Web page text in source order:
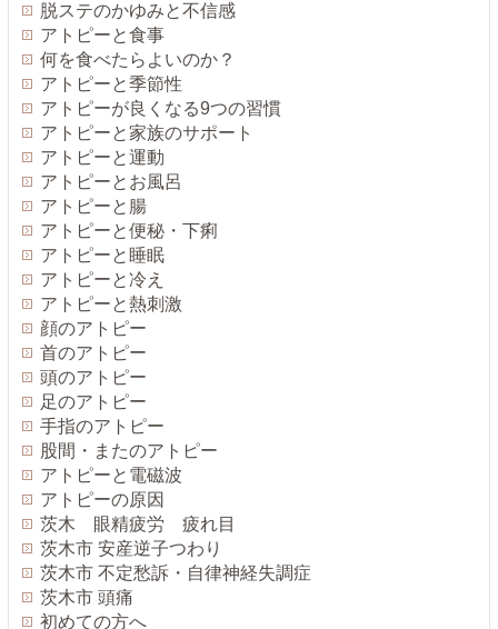
脱ステのかゆみと不信感
アトピーと食事
何を食べたらよいのか？
アトピーと季節性
アトピーが良くなる9つの習慣
アトピーと家族のサポート
アトピーと運動
アトピーとお風呂
アトピーと腸
アトピーと便秘・下痢
アトピーと睡眠
アトピーと冷え
アトピーと熱刺激
顔のアトピー
首のアトピー
頭のアトピー
足のアトピー
手指のアトピー
股間・またのアトピー
アトピーと電磁波
アトピーの原因
茨木 眼精疲労 疲れ目
茨木市 安産逆子つわり
茨木市 不定愁訴・自律神経失調症
茨木市 頭痛
初めての方へ